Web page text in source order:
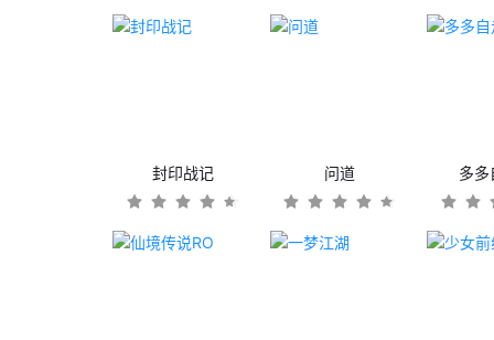
封印战记 问道 多多